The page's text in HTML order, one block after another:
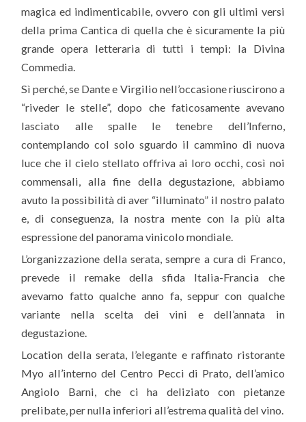
magica ed indimenticabile, ovvero con gli ultimi versi
della prima Cantica di quella che è sicuramente la più
grande opera letteraria di tutti i tempi: la Divina
Commedia.
Sì perché, se Dante e Virgilio nell’occasione riuscirono a
“riveder le stelle”, dopo che faticosamente avevano
lasciato alle spalle le tenebre dell’Inferno,
contemplando col solo sguardo il cammino di nuova
luce che il cielo stellato offriva ai loro occhi, così noi
commensali, alla fine della degustazione, abbiamo
avuto la possibilità di aver “illuminato” il nostro palato
e, di conseguenza, la nostra mente con la più alta
espressione del panorama vinicolo mondiale.
L’organizzazione della serata, sempre a cura di Franco,
prevede il remake della sfida Italia-Francia che
avevamo fatto qualche anno fa, seppur con qualche
variante nella scelta dei vini e dell’annata in
degustazione.
Location della serata, l’elegante e raffinato ristorante
Myo all’interno del Centro Pecci di Prato, dell’amico
Angiolo Barni, che ci ha deliziato con pietanze
prelibate, per nulla inferiori all’estrema qualità del vino.